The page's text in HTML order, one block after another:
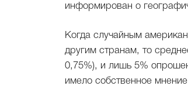
информирован о
Когда случайным
другим странам, то
0,75%), и лишь 5%
имело собственное